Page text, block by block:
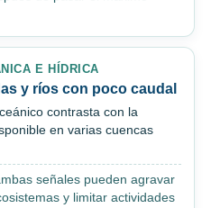
E HÍDRICA
y ríos con poco caudal
contrasta con la
en varias cuencas
señales pueden agravar
y limitar actividades